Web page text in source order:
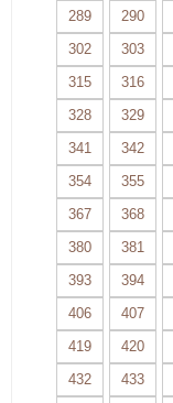
289
290
302
303
315
316
328
329
341
342
354
355
367
368
380
381
393
394
406
407
419
420
432
433